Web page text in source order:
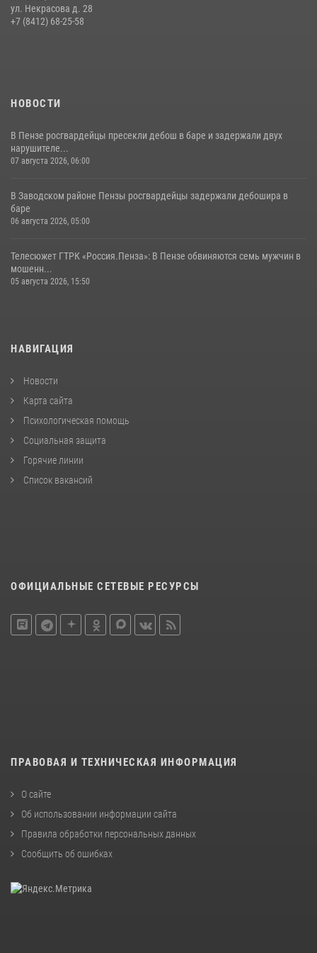
Начальник Управления Росгвардии по Пензенской области Павел
Пучков посетил 55-й Всероссийский Лермонтовский праздник
ул. Некрасова д. 28
+7 (8412) 68-25-58
НОВОСТИ
В Пензе росгвардейцы пресекли дебош в баре и задержали двух
нарушителе...
07 августа 2026, 06:00
В Заводском районе Пензы росгвардейцы задержали дебошира в
баре
06 августа 2026, 05:00
Телесюжет ГТРК «Россия.Пенза»: В Пензе обвиняются семь мужчин в
мошенн...
05 августа 2026, 15:50
НАВИГАЦИЯ
Новости
Карта сайта
Психологическая помощь
Социальная защита
Горячие линии
Список вакансий
ОФИЦИАЛЬНЫЕ СЕТЕВЫЕ РЕСУРСЫ
ПРАВОВАЯ И ТЕХНИЧЕСКАЯ ИНФОРМАЦИЯ
О сайте
Об использовании информации сайта
Правила обработки персональных данных
Сообщить об ошибках